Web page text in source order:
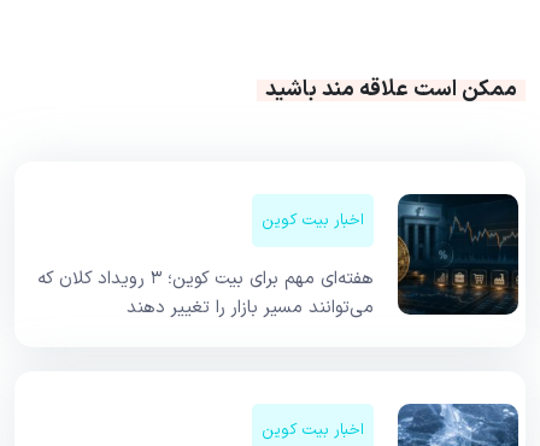
ممکن است علاقه مند باشید
اخبار بیت کوین
هفته‌ای مهم برای بیت کوین؛ ۳ رویداد کلان که
می‌توانند مسیر بازار را تغییر دهند
اخبار بیت کوین